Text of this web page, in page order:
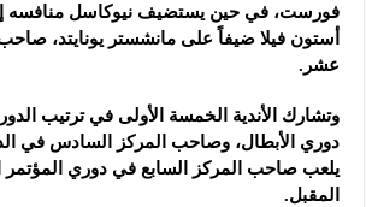
فورست، في حين يستضيف نيوكاسل منافسه
أستون فيلا ضيفاً على مانشستر يونايتد،
عشر.
وتشارك الأندية الخمسة الأولى في ترتيب
دوري الأبطال، وصاحب المركز السادس في
يلعب صاحب المركز السابع في دوري المؤتمر
المقبل.